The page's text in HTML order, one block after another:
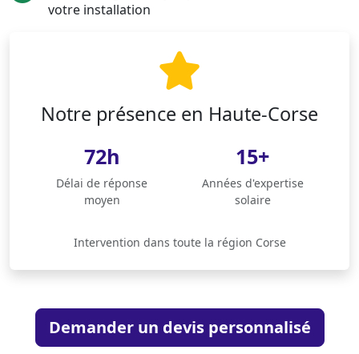
votre installation
Notre présence en Haute-Corse
72h
Délai de réponse
moyen
15+
Années d'expertise
solaire
Intervention dans toute la région Corse
Demander un devis personnalisé